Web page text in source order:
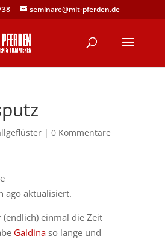
seminare@mit-pferden.de
| 0 Kommentare
ago aktualisiert.
einmal die Zeit
Galdinaso lange und